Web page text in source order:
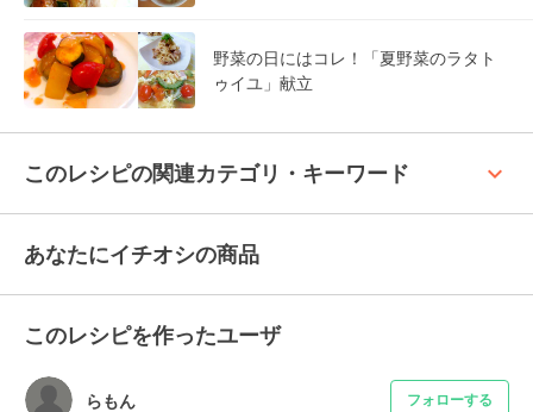
野菜の日にはコレ！「夏野菜のラタト
ゥイユ」献立
このレシピの関連カテゴリ・キーワード keyboard_arrow_up
あなたにイチオシの商品
このレシピを作ったユーザ
らもん フォローする